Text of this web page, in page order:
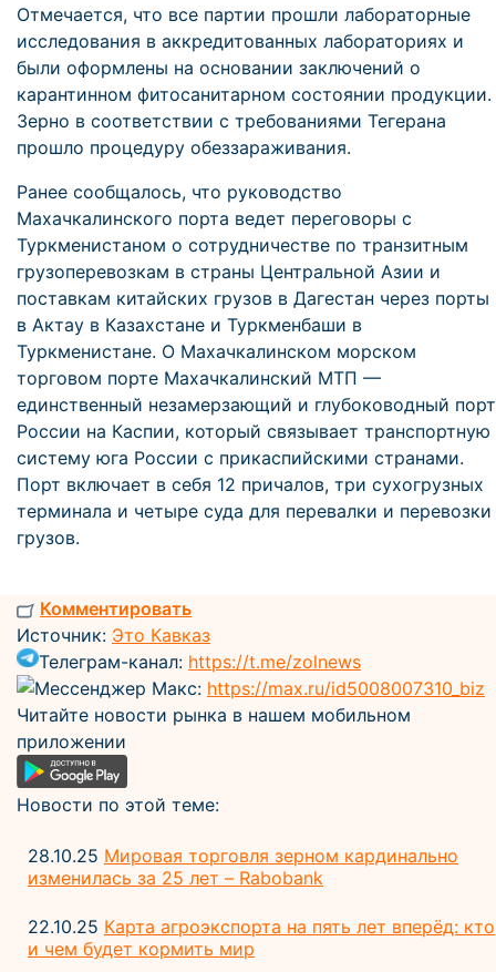
Отмечается, что все партии прошли лабораторные
исследования в аккредитованных лабораториях и
были оформлены на основании заключений о
карантинном фитосанитарном состоянии продукции.
Зерно в соответствии с требованиями Тегерана
прошло процедуру обеззараживания.
Ранее сообщалось, что руководство
Махачкалинского порта ведет переговоры с
Туркменистаном о сотрудничестве по транзитным
грузоперевозкам в страны Центральной Азии и
поставкам китайских грузов в Дагестан через порты
в Актау в Казахстане и Туркменбаши в
Туркменистане. О Махачкалинском морском
торговом порте Махачкалинский МТП —
единственный незамерзающий и глубоководный порт
России на Каспии, который связывает транспортную
систему юга России с прикаспийскими странами.
Порт включает в себя 12 причалов, три сухогрузных
терминала и четыре суда для перевалки и перевозки
грузов.
Комментировать
Источник: Это Кавказ
Телеграм-канал: https://t.me/zolnews
Мессенджер Макс: https://max.ru/id5008007310_biz
Читайте новости рынка в нашем мобильном
приложении
Новости по этой теме:
28.10.25 Мировая торговля зерном кардинально
изменилась за 25 лет – Rabobank
22.10.25 Карта агроэкспорта на пять лет вперёд: кто
и чем будет кормить мир